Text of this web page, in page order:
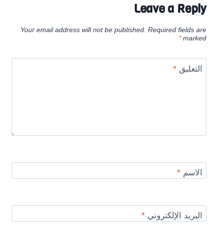
Leave a Reply
Your email address will not be published. Required fields are
marked
*
التعليق*
الاسم*
البريد الإلكتروني*